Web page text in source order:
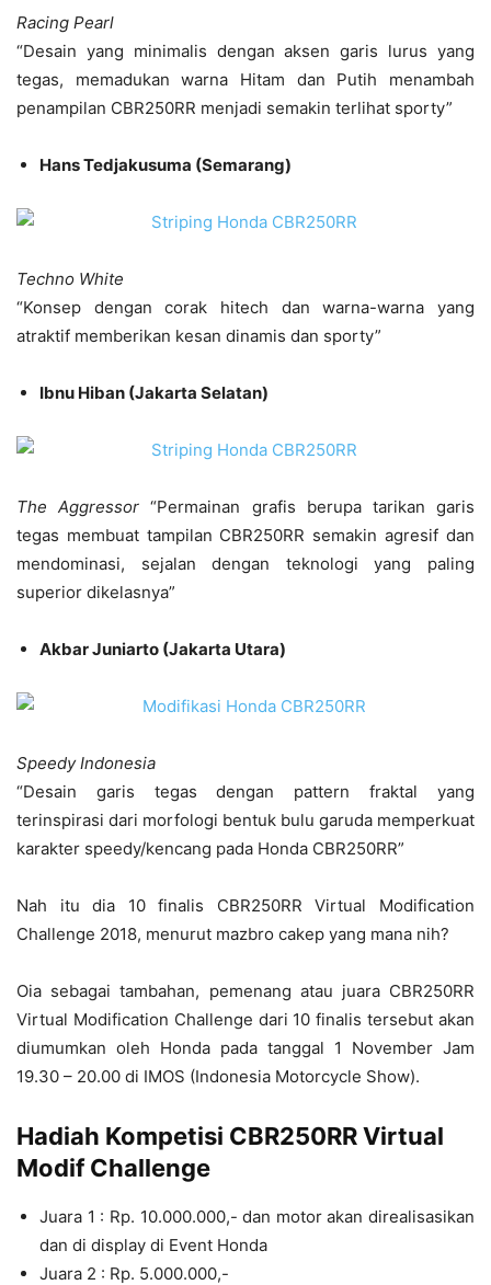
Racing Pearl
“Desain yang minimalis dengan aksen garis lurus yang
tegas, memadukan warna Hitam dan Putih menambah
penampilan CBR250RR menjadi semakin terlihat sporty”
Hans Tedjakusuma (Semarang)
Techno White
“Konsep dengan corak hitech dan warna-warna yang
atraktif memberikan kesan dinamis dan sporty”
Ibnu Hiban (Jakarta Selatan)
The Aggressor “Permainan grafis berupa tarikan garis
tegas membuat tampilan CBR250RR semakin agresif dan
mendominasi, sejalan dengan teknologi yang paling
superior dikelasnya”
Akbar Juniarto (Jakarta Utara)
Speedy Indonesia
“Desain garis tegas dengan pattern fraktal yang
terinspirasi dari morfologi bentuk bulu garuda memperkuat
karakter speedy/kencang pada Honda CBR250RR”
Nah itu dia 10 finalis CBR250RR Virtual Modification
Challenge 2018, menurut mazbro cakep yang mana nih?
Oia sebagai tambahan, pemenang atau juara CBR250RR
Virtual Modification Challenge dari 10 finalis tersebut akan
diumumkan oleh Honda pada tanggal 1 November Jam
19.30 – 20.00 di IMOS (Indonesia Motorcycle Show).
Hadiah Kompetisi CBR250RR Virtual
Modif Challenge
Juara 1 : Rp. 10.000.000,- dan motor akan direalisasikan
dan di display di Event Honda
Juara 2 : Rp. 5.000.000,-